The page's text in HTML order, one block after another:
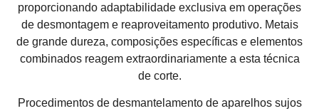
proporcionando adaptabilidade exclusiva em operações
de desmontagem e reaproveitamento produtivo. Metais
de grande dureza, composições específicas e elementos
combinados reagem extraordinariamente a esta técnica
de corte.
Procedimentos de desmantelamento de aparelhos sujos